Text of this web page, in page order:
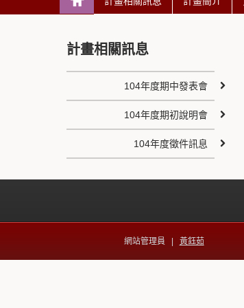
計畫相關訊息
104年度期中發表會
104年度期初說明會
104年度徵件訊息
網站管理員 | 黃鈺茹